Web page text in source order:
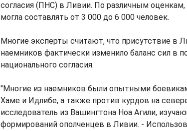
согласия (ПНС) в Ливии. По различным
могла составлять от 3 000 до 6 000 человек.
Многие эксперты считают, что присутствие в
наемников фактически изменило баланс сил в
национального согласия.
"Многие из наемников были опытными
Хаме и Идлибе, а также против курдов на
исследователь из Вашингтона Ноа Агили,
формирований ополченцев в Ливии. -